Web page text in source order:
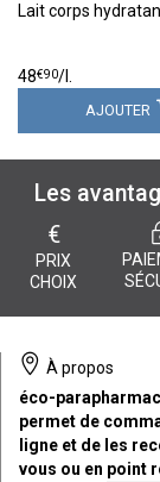
Lait corps
48€90/
AJOUTER
Les
€
PRIX
CHOIX
À propos
éco-
permet de
ligne et de les
vous ou en point